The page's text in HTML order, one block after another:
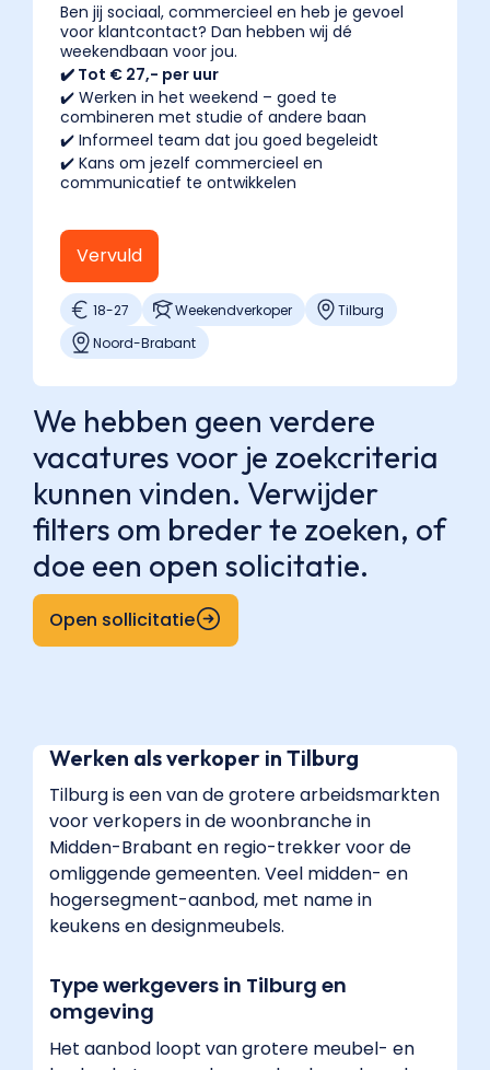
Ben jij sociaal, commercieel en heb je gevoel
voor klantcontact? Dan hebben wij dé
weekendbaan voor jou.
✔️ Tot € 27,- per uur
✔️ Werken in het weekend – goed te
combineren met studie of andere baan
✔️ Informeel team dat jou goed begeleidt
✔️ Kans om jezelf commercieel en
communicatief te ontwikkelen
18-27 Weekendverkoper
Tilburg
Noord-Brabant
Vervuld
We hebben geen verdere
vacatures voor je zoekcriteria
kunnen vinden. Verwijder
filters om breder te zoeken, of
doe een open solicitatie.
Open sollicitatie
Werken als verkoper in Tilburg
Tilburg is een van de grotere arbeidsmarkten
voor verkopers in de woonbranche in
Midden-Brabant en regio-trekker voor de
omliggende gemeenten. Veel midden- en
hogersegment-aanbod, met name in
keukens en designmeubels.
Type werkgevers in Tilburg en
omgeving
Het aanbod loopt van grotere meubel- en